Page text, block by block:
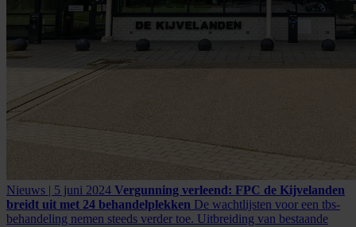
Nieuws | 5 juni 2024 Vergunning verleend: FPC de Kijvelanden
breidt uit met 24 behandelplekken De wachtlijsten voor een tbs-
behandeling nemen steeds verder toe. Uitbreiding van bestaande